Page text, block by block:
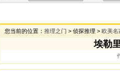
您当前的位置： 推理之门 > 侦探推理 > 欧美名
埃勒